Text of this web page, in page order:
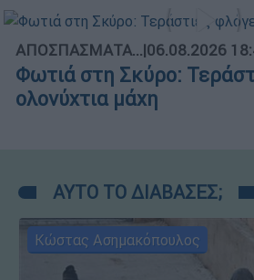
ΑΠΟΣΠΑΣΜΑΤΑ...|06.08.2026
Φωτιά στη Σκύρο:
ολονύχτια μάχη
ΑΥΤΟ ΤΟ ΔΙΑΒΑΣΕΣ;
Κώστας Ασημακόπουλος